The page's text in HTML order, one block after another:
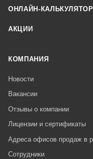
ОНЛАЙН-
АКЦИИ
КОМПАНИЯ
Новости
Вакансии
Отзывы о компании
Лицензии и сертификаты
Адреса офисов продаж в
Сотрудники